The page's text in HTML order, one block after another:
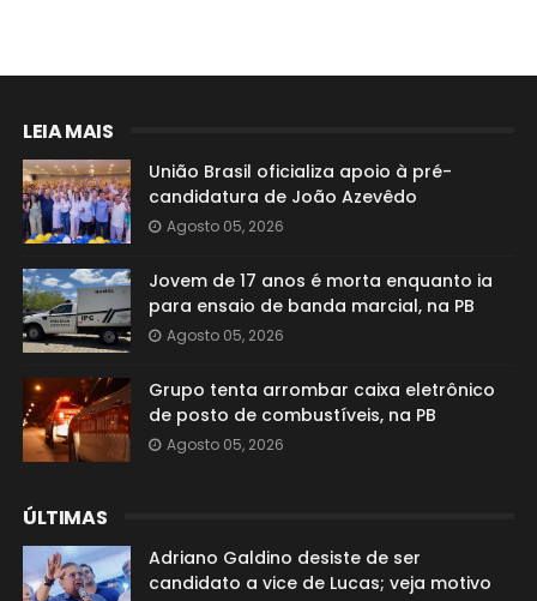
LEIA MAIS
União Brasil oficializa apoio à pré-
candidatura de João Azevêdo
Agosto 05, 2026
Jovem de 17 anos é morta enquanto ia
para ensaio de banda marcial, na PB
Agosto 05, 2026
Grupo tenta arrombar caixa eletrônico
de posto de combustíveis, na PB
Agosto 05, 2026
ÚLTIMAS
Adriano Galdino desiste de ser
candidato a vice de Lucas; veja motivo